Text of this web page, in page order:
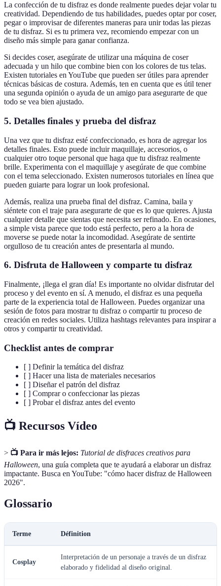
La confección de tu disfraz es donde realmente puedes dejar volar tu
creatividad. Dependiendo de tus habilidades, puedes optar por coser,
pegar o improvisar de diferentes maneras para unir todas las piezas
de tu disfraz. Si es tu primera vez, recomiendo empezar con un
diseño más simple para ganar confianza.
Si decides coser, asegúrate de utilizar una máquina de coser
adecuada y un hilo que combine bien con los colores de tus telas.
Existen tutoriales en YouTube que pueden ser útiles para aprender
técnicas básicas de costura. Además, ten en cuenta que es útil tener
una segunda opinión o ayuda de un amigo para asegurarte de que
todo se vea bien ajustado.
5. Detalles finales y prueba del disfraz
Una vez que tu disfraz esté confeccionado, es hora de agregar los
detalles finales. Esto puede incluir maquillaje, accesorios, o
cualquier otro toque personal que haga que tu disfraz realmente
brille. Experimenta con el maquillaje y asegúrate de que combine
con el tema seleccionado. Existen numerosos tutoriales en línea que
pueden guiarte para lograr un look profesional.
Además, realiza una prueba final del disfraz. Camina, baila y
siéntete con el traje para asegurarte de que es lo que quieres. Ajusta
cualquier detalle que sientas que necesita ser refinado. En ocasiones,
a simple vista parece que todo está perfecto, pero a la hora de
moverse se puede notar la incomodidad. Asegúrate de sentirte
orgulloso de tu creación antes de presentarla al mundo.
6. Disfruta de Halloween y comparte tu disfraz
Finalmente, ¡llega el gran día! Es importante no olvidar disfrutar del
proceso y del evento en sí. A menudo, el disfraz es una pequeña
parte de la experiencia total de Halloween. Puedes organizar una
sesión de fotos para mostrar tu disfraz o compartir tu proceso de
creación en redes sociales. Utiliza hashtags relevantes para inspirar a
otros y compartir tu creatividad.
Checklist antes de comprar
[ ] Definir la temática del disfraz
[ ] Hacer una lista de materiales necesarios
[ ] Diseñar el patrón del disfraz
[ ] Comprar o confeccionar las piezas
[ ] Probar el disfraz antes del evento
📺 Recursos Vídeo
> 📺 Para ir más lejos: Tutorial de disfraces creativos para
Halloween, una guía completa que te ayudará a elaborar un disfraz
impactante. Busca en YouTube: "cómo hacer disfraz de Halloween
2026".
Glossario
Terme Définition
Cosplay
Interpretación de un personaje a través de un disfraz
elaborado y fidelidad al diseño original.